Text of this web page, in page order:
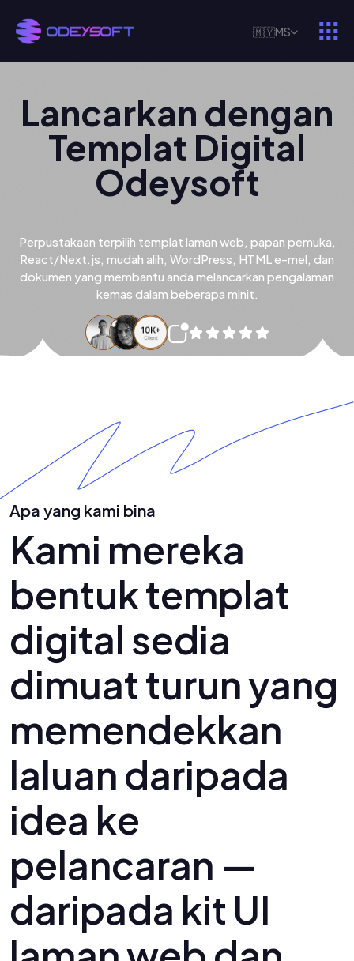
🇲🇾MS
Lancarkan dengan
Templat Digital
Odeysoft
Perpustakaan terpilih templat laman web, papan pemuka,
React/Next.js, mudah alih, WordPress, HTML e-mel, dan
dokumen yang membantu anda melancarkan pengalaman
kemas dalam beberapa minit.
Apa yang kami bina
Kami mereka
bentuk templat
digital sedia
dimuat turun yang
memendekkan
laluan daripada
idea ke
pelancaran —
daripada kit UI